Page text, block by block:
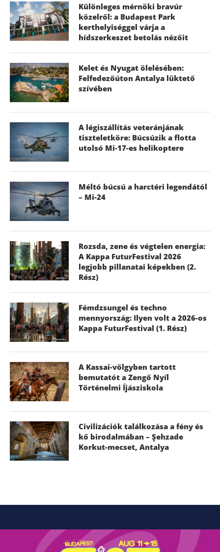
Különleges mérnöki bravúr
közelről: a Budapest Park
kerthelyiséggel várja a
hídszerkeszet betolás nézőit
Kelet és Nyugat ölelésében:
Felfedezőúton Antalya lüktető
szívében
A légiszállítás veteránjának
tiszteletköre: Búcsúzik a flotta
utolsó Mi-17-es helikoptere
Méltó búcsú a harctéri legendától
– Mi-24
Rozsda, zene és végtelen energia:
A Kappa FuturFestival 2026
legjobb pillanatai képekben (2.
Rész)
Fémdzsungel és techno
mennyország: Ilyen volt a 2026-os
Kappa FuturFestival (1. Rész)
A Kassai-völgyben tartott
bemutatót a Zengő Nyíl
Történelmi Íjásziskola
Civilizációk találkozása a fény és
kő birodalmában – Şehzade
Korkut-mecset, Antalya